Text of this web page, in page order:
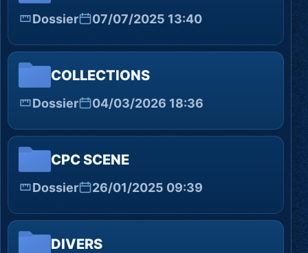
Dossier 07/07/2025 13:40
COLLECTIONS
Dossier 04/03/2026 18:36
CPC SCENE
Dossier 26/01/2025 09:39
DIVERS